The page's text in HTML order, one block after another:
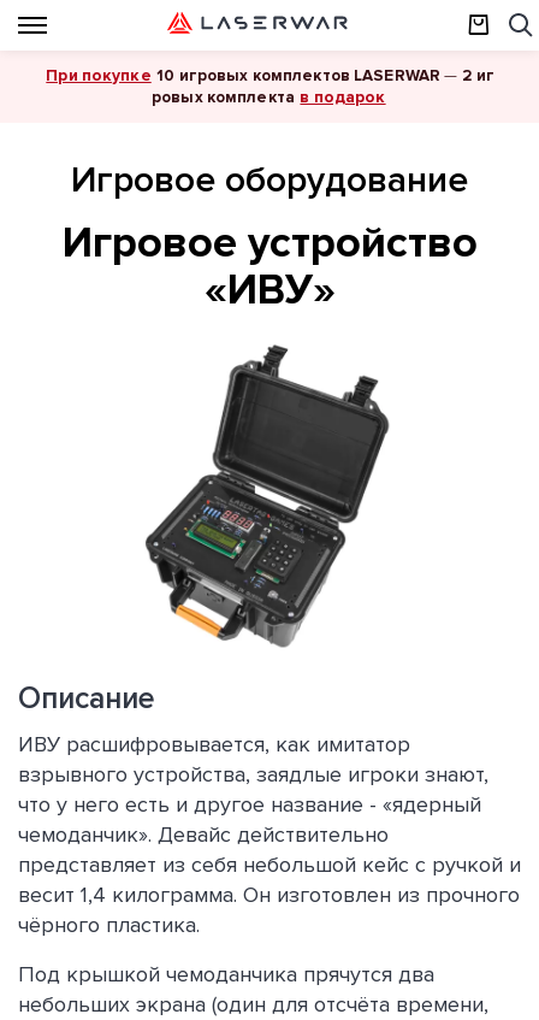
При покупке 10 игровых комплектов LASERWAR — 2 иг
ровых комплекта в подарок
Игровое оборудование
Игровое устройство
«ИВУ»
Описание
ИВУ расшифровывается, как имитатор
взрывного устройства, заядлые игроки знают,
что у него есть и другое название - «ядерный
чемоданчик». Девайс действительно
представляет из себя небольшой кейс с ручкой и
весит 1,4 килограмма. Он изготовлен из прочного
чёрного пластика.
Под крышкой чемоданчика прячутся два
небольших экрана (один для отсчёта времени,